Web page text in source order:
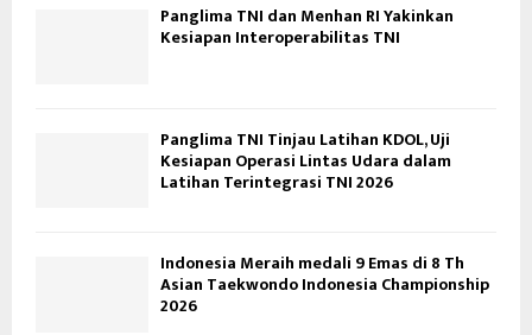
Panglima TNI dan Menhan RI Yakinkan
Kesiapan Interoperabilitas TNI
Panglima TNI Tinjau Latihan KDOL, Uji
Kesiapan Operasi Lintas Udara dalam
Latihan Terintegrasi TNI 2026
Indonesia Meraih medali 9 Emas di 8 Th
Asian Taekwondo Indonesia Championship
2026